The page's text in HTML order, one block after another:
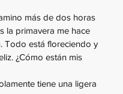
más de dos horas
la primavera me hace
Todo está floreciendo y
¿Cómo están mis
tiene una ligera